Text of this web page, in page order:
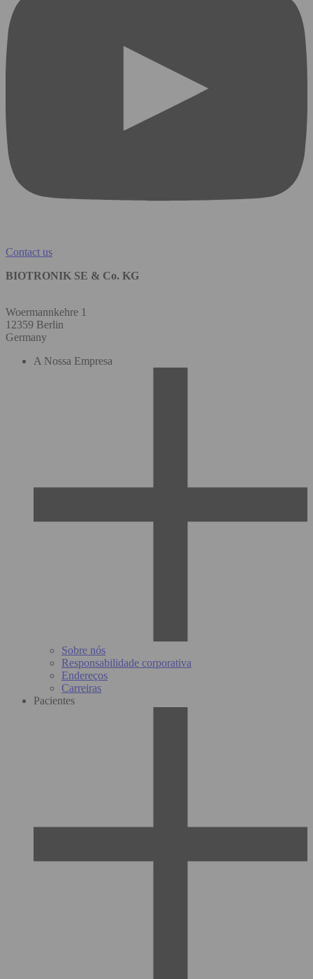
Contact us
BIOTRONIK SE & Co. KG
Woermannkehre 1
12359 Berlin
Germany
A Nossa Empresa
Sobre nós
Responsabilidade corporativa
Endereços
Carreiras
Pacientes